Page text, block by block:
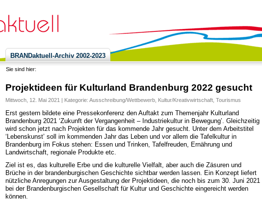
BRANDaktuell-Archiv 2002-2023
Sie sind hier:
Projektideen für Kulturland Brandenburg 2022 gesucht
Mittwoch, 12. Mai 2021 | Kategorie: Ausschreibung/Wettbewerb, Kultur/Kreativwirtschaft, Tourismus
Erst gestern bildete eine Pressekonferenz den Auftakt zum Themenjahr Kulturland
Brandenburg 2021 ‘Zukunft der Vergangenheit – Industriekultur in Bewegung’. Gleichzeitig
wird schon jetzt nach Projekten für das kommende Jahr gesucht. Unter dem Arbeitstitel
‘Lebenskunst’ soll im kommenden Jahr das Leben und vor allem die Tafelkultur in
Brandenburg im Fokus stehen: Essen und Trinken, Tafelfreuden, Ernährung und
Landwirtschaft, regionale Produkte etc.
Ziel ist es, das kulturelle Erbe und die kulturelle Vielfalt, aber auch die Zäsuren und
Brüche in der brandenburgischen Geschichte sichtbar werden lassen. Ein Konzept liefert
nützliche Anregungen zur Ausgestaltung der Projektideen, die noch bis zum 30. Juni 2021
bei der Brandenburgischen Gesellschaft für Kultur und Geschichte eingereicht werden
können.